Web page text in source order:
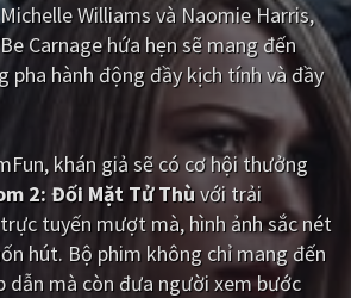
Nhật Bản
Việt Nam
Williams và Naomie Harris,
Carnage hứa hẹn sẽ mang đến
pha hành động đầy kịch tính và đầy
, khán giả sẽ có cơ hội thưởng
2: Đối Mặt Tử Thùvới trải
tuyến mượt mà, hình ảnh sắc nét
hút. Bộ phim không chỉ mang đến
dẫn mà còn đưa người xem bước